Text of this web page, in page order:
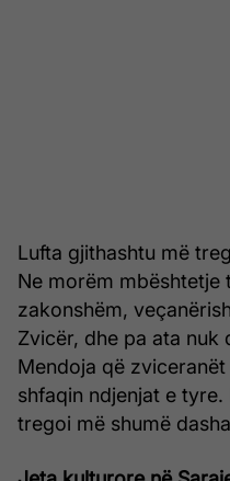
Lufta gjithashtu më
Ne morëm mbështetje
zakonshëm,
Zvicër, dhe pa ata nuk
Mendoja që
shfaqin ndjenjat e
tregoi më shumë